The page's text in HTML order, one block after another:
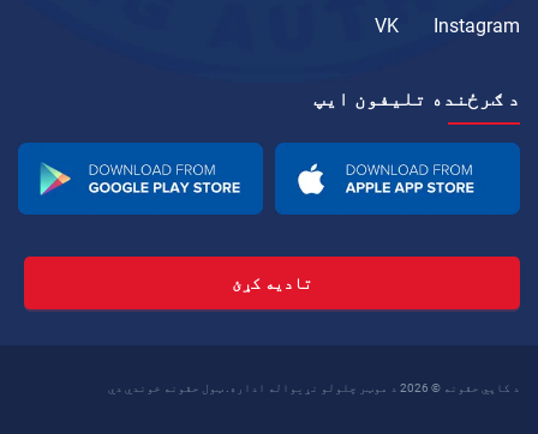
Instagram
VK
د ګرځنده تلیفون ايپ
تادیه کړئ
د کاپي حقونه © 2026 د موټر چلولو نړیواله اداره. ټول حقونه خوندي دي